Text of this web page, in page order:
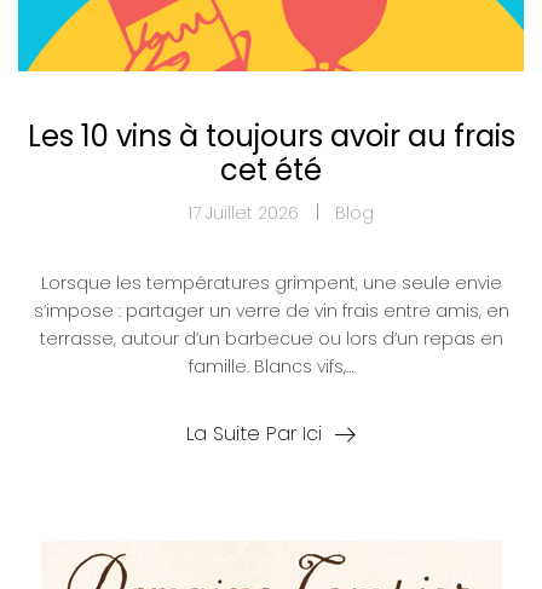
Les 10 vins à toujours avoir au frais
cet été
17 Juillet 2026 Blog
Lorsque les températures grimpent, une seule envie
s’impose : partager un verre de vin frais entre amis, en
terrasse, autour d’un barbecue ou lors d’un repas en
famille. Blancs vifs,…
La Suite Par Ici